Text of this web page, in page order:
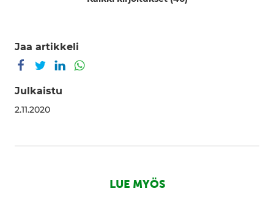
Jaa artikkeli
Jaa Facebookissa
Jaa TwitterissäJaa LinkedInissä
Julkaistu
2.11.2020
LUE MYÖS